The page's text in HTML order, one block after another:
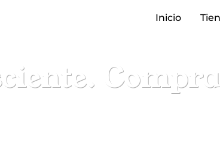
Inicio